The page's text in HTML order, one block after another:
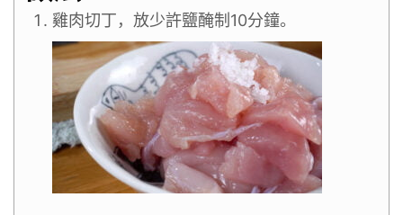
雞肉切丁，放少許鹽醃制10分鐘。